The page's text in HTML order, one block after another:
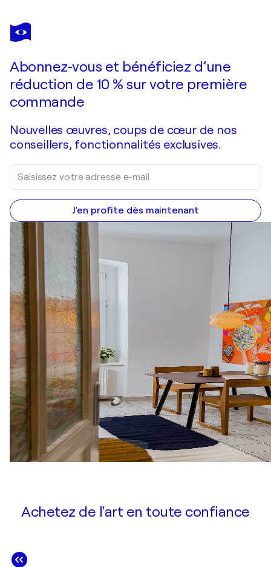
PETRA KAINDEL
TITANIUM
Abonnez-vous et bénéficiez d’une
réduction de 10 % sur votre première
commande
Nouvelles œuvres, coups de cœur de nos
conseillers, fonctionnalités exclusives.
J'en profite dès maintenant
Achetez de l'art en toute confiance